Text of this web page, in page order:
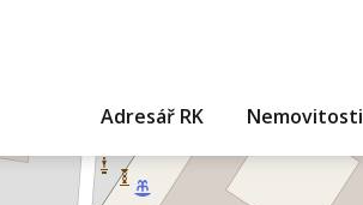
Adresář RK Nemovitosti